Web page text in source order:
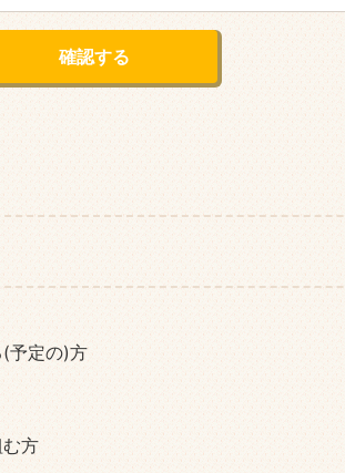
予定の)方
方